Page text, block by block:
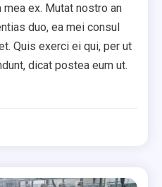
ex. Mutat nostro an
duo, ea mei consul
Quis exerci ei qui, per ut
dicat postea eum ut.